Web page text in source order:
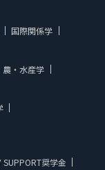
国際関係学
農・水産学
SUPPORT奨学金